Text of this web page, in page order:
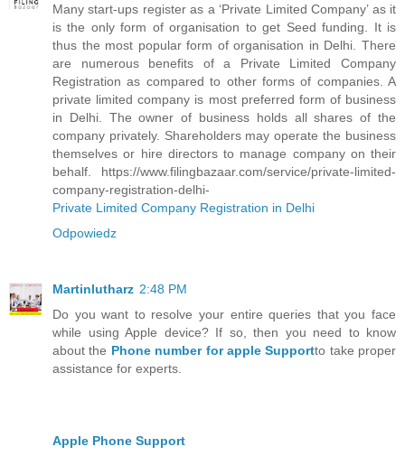
Many start-ups register as a ‘Private Limited Company’ as it
is the only form of organisation to get Seed funding. It is
thus the most popular form of organisation in Delhi. There
are numerous benefits of a Private Limited Company
Registration as compared to other forms of companies. A
private limited company is most preferred form of business
in Delhi. The owner of business holds all shares of the
company privately. Shareholders may operate the business
themselves or hire directors to manage company on their
behalf. https://www.filingbazaar.com/service/private-limited-
company-registration-delhi-
Private Limited Company Registration in Delhi
Odpowiedz
Martinlutharz 2:48 PM
Do you want to resolve your entire queries that you face
while using Apple device? If so, then you need to know
about the Phone number for apple Supportto take proper
assistance for experts.
Apple Phone Support